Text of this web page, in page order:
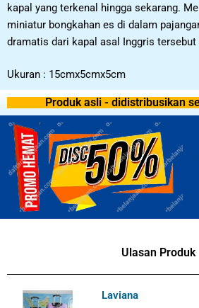
kapal yang terkenal hingga sekarang.
miniatur bongkahan es di dalam
dramatis dari kapal asal Inggris
Ukuran : 15cmx5cmx5cm
Produk asli - didistribusikan
Ulasan Produk
Laviana